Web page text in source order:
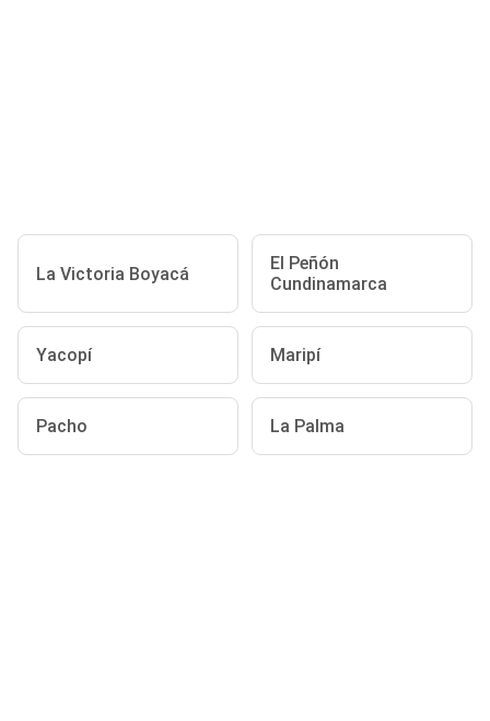
La Victoria Boyacá
El Peñón
Cundinamarca
Yacopí Maripí
Pacho La Palma